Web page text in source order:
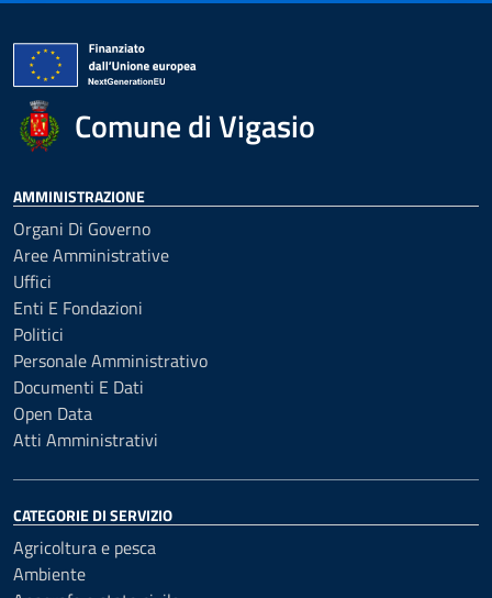
Comune di Vigasio
AMMINISTRAZIONE
Organi Di Governo
Aree Amministrative
Uffici
Enti E Fondazioni
Politici
Personale Amministrativo
Documenti E Dati
Open Data
Atti Amministrativi
CATEGORIE DI SERVIZIO
Agricoltura e pesca
Ambiente